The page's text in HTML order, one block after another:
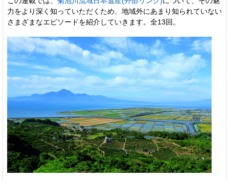
力をより深く知っていただくため、地域外にあまり知られていない
さまざまなエピソードを紹介していきます。全13回。